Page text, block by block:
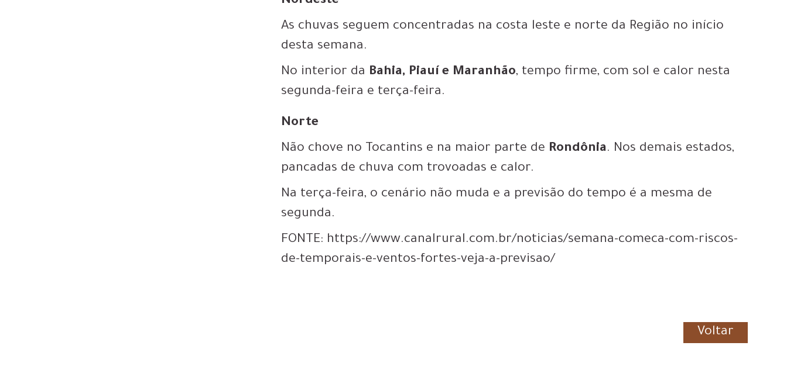
As chuvas seguem concentradas na costa leste e norte da Região no início
desta semana.
No interior da Bahia, Piauí e Maranhão, tempo firme, com sol e calor nesta
segunda-feira e terça-feira.
Norte
Não chove no Tocantins e na maior parte de Rondônia. Nos demais estados,
pancadas de chuva com trovoadas e calor.
Na terça-feira, o cenário não muda e a previsão do tempo é a mesma de
segunda.
FONTE: https://www.canalrural.com.br/noticias/semana-comeca-com-riscos-
de-temporais-e-ventos-fortes-veja-a-previsao/
Voltar